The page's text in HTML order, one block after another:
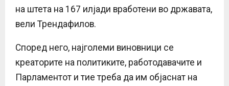
на штета на 167 илјади вработени во државата,
вели Трендафилов.
Според него, најголеми виновници се
креаторите на политиките, работодавачите и
Парламентот и тие треба да им објаснат на